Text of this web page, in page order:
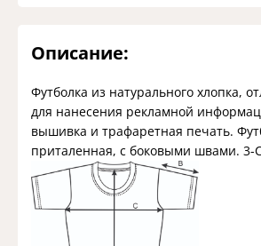
Описание:
Футболка из натурального хлопка,
для нанесения рекламной
вышивка и трафаретная печать.
приталенная, с боковыми швами. 3-